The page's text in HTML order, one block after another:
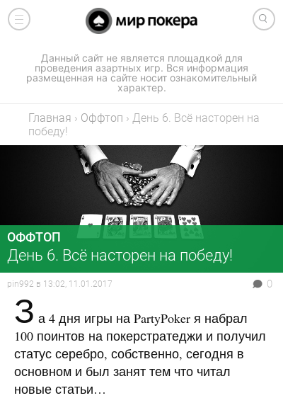
Данный сайт не является площадкой для
проведения азартных игр. Вся информация
размещенная на сайте носит ознакомительный
характер.
Главная › Оффтоп › День 6. Всё насторен на
победу!
ОФФТОП
День 6. Всё насторен на победу!
pin992 в 13:02, 11.01.2017 0
З а 4 дня игры на PartyPoker я набрал
100 поинтов на покерстратеджи и получил
статус серебро, собственно, сегодня в
основном и был занят тем что читал
новые статьи…